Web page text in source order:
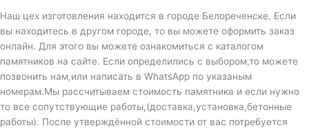
Наш цех изготовления находится в городе Белореченске. Если
вы находитесь в другом городе, то вы можете оформить заказ
онлайн. Для этого вы можете ознакомиться с каталогом
памятников на сайте. Если определились с выбором,то можете
позвонить нам,или написать в WhatsApp по указаным
номерам.Мы рассчитываем стоимость памятника и если нужно
то все сопутствующие работы,(доставка,установка,бетонные
работы). После утверждённой стоимости от вас потребуется